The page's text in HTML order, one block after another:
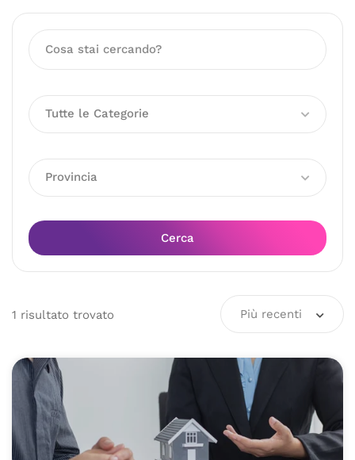
Tutte le Categorie
Provincia
Cerca
1 risultato trovato Più recenti